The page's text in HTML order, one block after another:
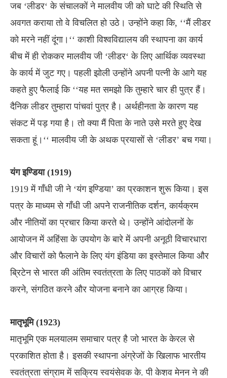
जब ‘लीडर‘ के संचालकों ने मालवीय जी को घाटे की स्थिति से
अवगत कराया तो वे विचलित हो उठे। उन्होंने कहा कि, ‘‘मैं लीडर
को मरने नहीं दूंगा।‘‘ काशी विश्वविद्यालय की स्थापना का कार्य
बीच में ही रोककर मालवीय जी ‘लीडर‘ के लिए आर्थिक व्यवस्था
के कार्य में जुट गए। पहली झोली उन्होंने अपनी पत्नी के आगे यह
कहते हुए फैलाई कि ‘‘यह मत समझो कि तुम्हारे चार ही पुत्र हैं।
दैनिक लीडर तुम्हारा पांचवां पुत्र है। अर्थहीनता के कारण यह
संकट में पड़ गया है। तो क्या मैं पिता के नाते उसे मरते हुए देख
सकता हूं।‘‘ मालवीय जी के अथक प्रयासों से ‘लीडर’ बच गया।
यंग इण्डिया (1919)
1919 में गाँधी जी ने ‘यंग इण्डिया’ का प्रकाशन शुरू किया। इस
पत्र के माध्यम से गाँधी जी अपने राजनीतिक दर्शन, कार्यक्रम
और नीतियों का प्रचार किया करते थे। उन्होंने आंदोलनों के
आयोजन में अहिंसा के उपयोग के बारे में अपनी अनूठी विचारधारा
और विचारों को फैलाने के लिए यंग इंडिया का इस्तेमाल किया और
ब्रिटेन से भारत की अंतिम स्वतंत्रता के लिए पाठकों को विचार
करने, संगठित करने और योजना बनाने का आग्रह किया।
मातृभूमि (1923)
मातृभूमि एक मलयालम समाचार पत्र है जो भारत के केरल से
प्रकाशित होता है। इसकी स्थापना अंग्रेजों के खिलाफ भारतीय
स्वतंत्रता संग्राम में सक्रिय स्वयंसेवक के. पी केशव मेनन ने की